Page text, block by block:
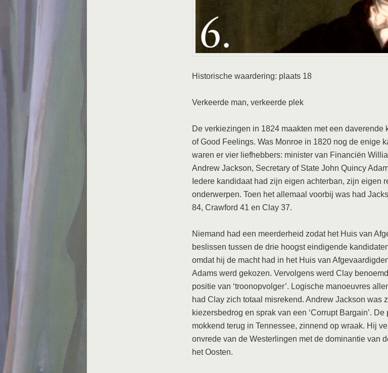
Historische waardering: plaats 18
Verkeerde man, verkeerde plek
De verkiezingen in 1824 maakten met een daverende
of Good Feelings. Was Monroe in 1820 nog de enige
waren er vier liefhebbers: minister van Financiën
Andrew Jackson, Secretary of State John Quincy
Iedere kandidaat had zijn eigen achterban, zijn eigen
onderwerpen. Toen het allemaal voorbij was had
84, Crawford 41 en Clay 37.
Niemand had een meerderheid zodat het Huis van
beslissen tussen de drie hoogst eindigende
omdat hij de macht had in het Huis van
Adams werd gekozen. Vervolgens werd Clay
positie van ‘troonopvolger’. Logische manoeuvres
had Clay zich totaal misrekend. Andrew Jackson was
kiezersbedrog en sprak van een ‘Corrupt Bargain’.
mokkend terug in Tennessee, zinnend op wraak. Hij
onvrede van de Westerlingen met de dominantie van
het Oosten.